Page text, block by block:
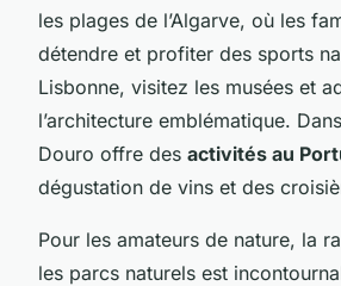
les plages de l’Algarve, où les
détendre et profiter des sports
Lisbonne, visitez les musées et
l’architecture emblématique.
Douro offre des activités au
dégustation de vins et des
Pour les amateurs de nature, la
les parcs naturels est